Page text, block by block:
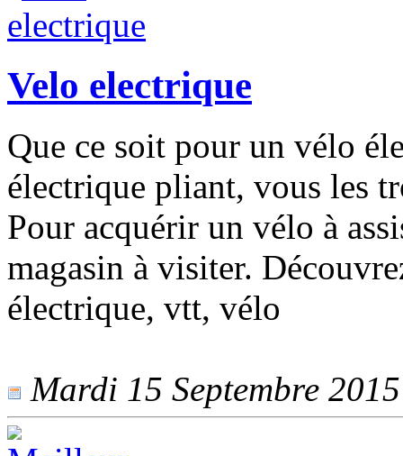
Velo electrique
Que ce soit pour un vélo
électrique pliant, vous les
Pour acquérir un vélo à
magasin à visiter.
électrique, vtt, vélo
Mardi 15 Septembre